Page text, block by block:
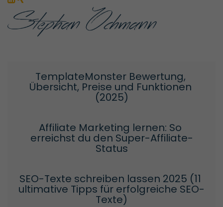
TemplateMonster Bewertung,
Übersicht, Preise und Funktionen
(2025)
Affiliate Marketing lernen: So
erreichst du den Super-Affiliate-
Status
SEO-Texte schreiben lassen 2025 (11
ultimative Tipps für erfolgreiche SEO-
Texte)